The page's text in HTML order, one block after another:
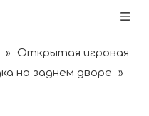
»
Открытая игровая
на заднем дворе
»